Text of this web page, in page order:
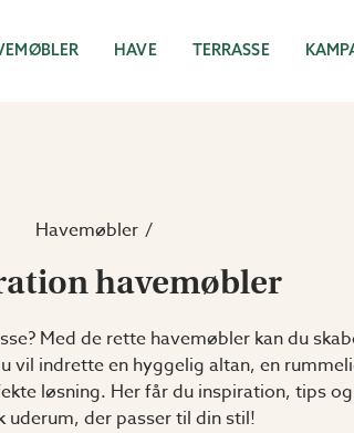
HAVE TERRASSE
Havemøbler
havemøbler
Med de rette havemøbler kan du
indrette en hyggelig altan, en
løsning. Her får du inspiration, tips
uderum, der passer til din stil!